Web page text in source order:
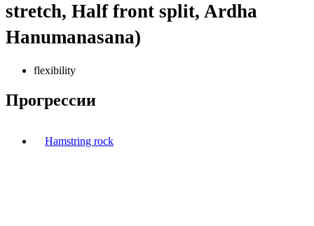
stretch, Half front split, Ardha
Hanumanasana)
flexibility
Прогрессии
Hamstring rock